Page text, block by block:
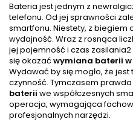
Bateria jest jednym z
telefonu. Od jej sprawności
smartfonu. Niestety, z biegiem
wydajność. Wraz z rosnąca
jej pojemność i czas
się okazać wymiana baterii w
Wydawać by się mogło, że
czynność. Tymczasem prawda
baterii we współczesnych
operacja, wymagająca
profesjonalnych narzędzi.